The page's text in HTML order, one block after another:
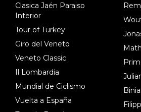
Clasica Jaén Paraiso
Interior
Tour of Turkey
Giro del Veneto
Veneto Classic
Il Lombardia
Mundial de Ciclismo
Vuelta a España